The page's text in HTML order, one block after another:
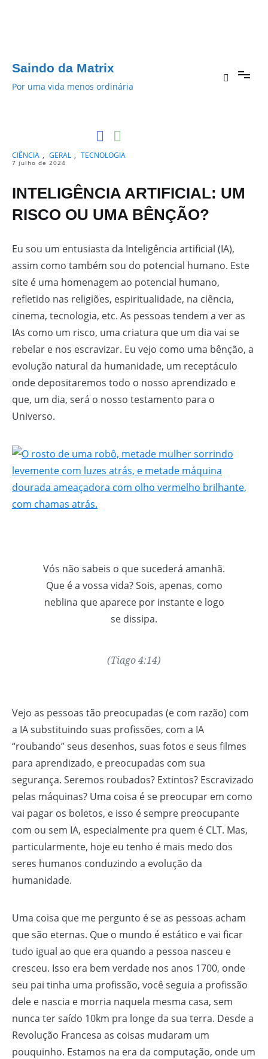
Saindo da Matrix
Por uma vida menos ordinária
CIÊNCIA , GERAL , TECNOLOGIA
7 julho de 2024
INTELIGÊNCIA ARTIFICIAL: UM
RISCO OU UMA BÊNÇÃO?
Eu sou um entusiasta da Inteligência artificial (IA),
assim como também sou do potencial humano. Este
site é uma homenagem ao potencial humano,
refletido nas religiões, espiritualidade, na ciência,
cinema, tecnologia, etc. As pessoas tendem a ver as
IAs como um risco, uma criatura que um dia vai se
rebelar e nos escravizar. Eu vejo como uma bênção, a
evolução natural da humanidade, um receptáculo
onde depositaremos todo o nosso aprendizado e
que, um dia, será o nosso testamento para o
Universo.
Vós não sabeis o que sucederá amanhã.
Que é a vossa vida? Sois, apenas, como
neblina que aparece por instante e logo
se dissipa.
(Tiago 4:14)
Vejo as pessoas tão preocupadas (e com razão) com
a IA substituindo suas profissões, com a IA
“roubando” seus desenhos, suas fotos e seus filmes
para aprendizado, e preocupadas com sua
segurança. Seremos roubados? Extintos? Escravizado
pelas máquinas? Uma coisa é se preocupar em como
vai pagar os boletos, e isso é sempre preocupante
com ou sem IA, especialmente pra quem é CLT. Mas,
particularmente, hoje eu tenho é mais medo dos
seres humanos conduzindo a evolução da
humanidade.
Uma coisa que me pergunto é se as pessoas acham
que são eternas. Que o mundo é estático e vai ficar
tudo igual ao que era quando a pessoa nasceu e
cresceu. Isso era bem verdade nos anos 1700, onde
seu pai tinha uma profissão, você seguia a profissão
dele e nascia e morria naquela mesma casa, sem
nunca ter saído 10km pra longe da sua terra. Desde a
Revolução Francesa as coisas mudaram um
pouquinho. Estamos na era da computação, onde um